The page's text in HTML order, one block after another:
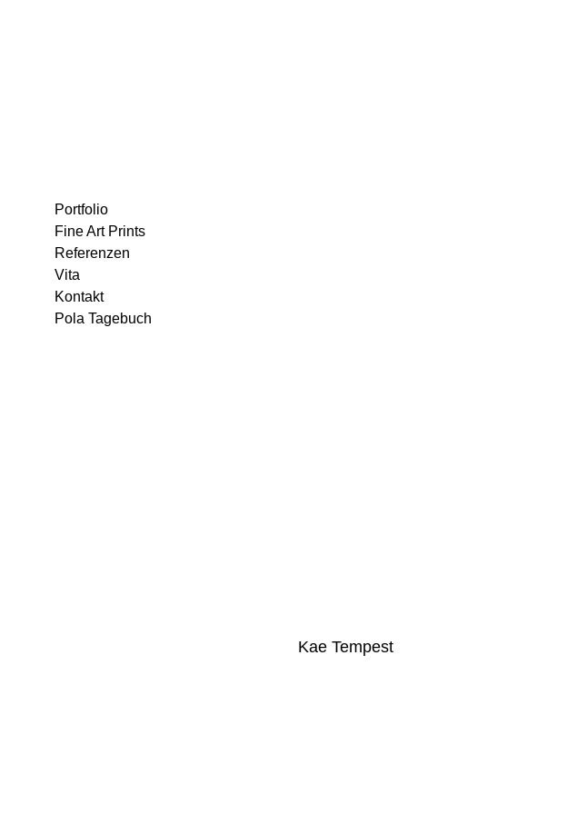
Portfolio
Fine Art Prints
Referenzen
Vita
Kontakt
Pola Tagebuch
Kae Tempest